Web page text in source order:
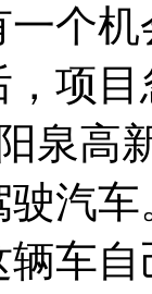
个
项
泉高
汽
车